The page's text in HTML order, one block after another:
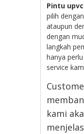
Pintu
pilih
ataupun
dengan
langkah
hanya
service
kami